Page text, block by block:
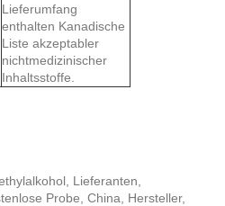
Lieferumfang
enthalten Kanadische
Liste akzeptabler
nichtmedizinischer
Inhaltsstoffe.
Lieferanten,
Probe, China, Hersteller,